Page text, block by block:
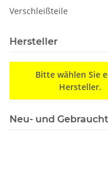
Verschleißteile
Hersteller
Bitte wählen Sie
Hersteller.
Neu- und